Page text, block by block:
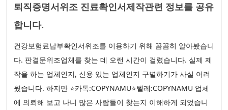
퇴직증명서위조 진료확인서제작관련 정보를 공유
합니다.
건강보험료납부확인서위조를 이용하기 위해 꼼꼼히 알아봤습니
다. 판결문위조업체를 찾는 데 오랜 시간이 걸렸습니다. 실제 제
작을 하는 업체인지, 신용 있는 업체인지 구별하기가 사실 어려
웠습니다. 하지만 ⭐카톡:COPYNAMU⭐텔레:COPYNAMU 업체
에 의뢰해 보고 나니 많은 사람들이 찾는지 이해하게 되었습니